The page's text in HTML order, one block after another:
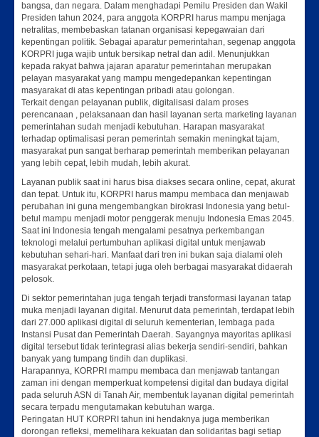
bangsa, dan negara. Dalam menghadapi Pemilu Presiden dan Wakil
Presiden tahun 2024, para anggota KORPRI harus mampu menjaga
netralitas, membebaskan tatanan organisasi kepegawaian dari
kepentingan politik. Sebagai aparatur pemerintahan, segenap anggota
KORPRI juga wajib untuk bersikap netral dan adil. Menunjukkan
kepada rakyat bahwa jajaran aparatur pemerintahan merupakan
pelayan masyarakat yang mampu mengedepankan kepentingan
masyarakat di atas kepentingan pribadi atau golongan.
Terkait dengan pelayanan publik, digitalisasi dalam proses
perencanaan , pelaksanaan dan hasil layanan serta marketing layanan
pemerintahan sudah menjadi kebutuhan. Harapan masyarakat
terhadap optimalisasi peran pemerintah semakin meningkat tajam,
masyarakat pun sangat berharap pemerintah memberikan pelayanan
yang lebih cepat, lebih mudah, lebih akurat.
Layanan publik saat ini harus bisa diakses secara online, cepat, akurat
dan tepat. Untuk itu, KORPRI harus mampu membaca dan menjawab
perubahan ini guna mengembangkan birokrasi Indonesia yang betul-
betul mampu menjadi motor penggerak menuju Indonesia Emas 2045.
Saat ini Indonesia tengah mengalami pesatnya perkembangan
teknologi melalui pertumbuhan aplikasi digital untuk menjawab
kebutuhan sehari-hari. Manfaat dari tren ini bukan saja dialami oleh
masyarakat perkotaan, tetapi juga oleh berbagai masyarakat didaerah
pelosok.
Di sektor pemerintahan juga tengah terjadi transformasi layanan tatap
muka menjadi layanan digital. Menurut data pemerintah, terdapat lebih
dari 27.000 aplikasi digital di seluruh kementerian, lembaga pada
Instansi Pusat dan Pemerintah Daerah. Sayangnya mayoritas aplikasi
digital tersebut tidak terintegrasi alias bekerja sendiri-sendiri, bahkan
banyak yang tumpang tindih dan duplikasi.
Harapannya, KORPRI mampu membaca dan menjawab tantangan
zaman ini dengan memperkuat kompetensi digital dan budaya digital
pada seluruh ASN di Tanah Air, membentuk layanan digital pemerintah
secara terpadu mengutamakan kebutuhan warga.
Peringatan HUT KORPRI tahun ini hendaknya juga memberikan
dorongan refleksi, memelihara kekuatan dan solidaritas bagi setiap